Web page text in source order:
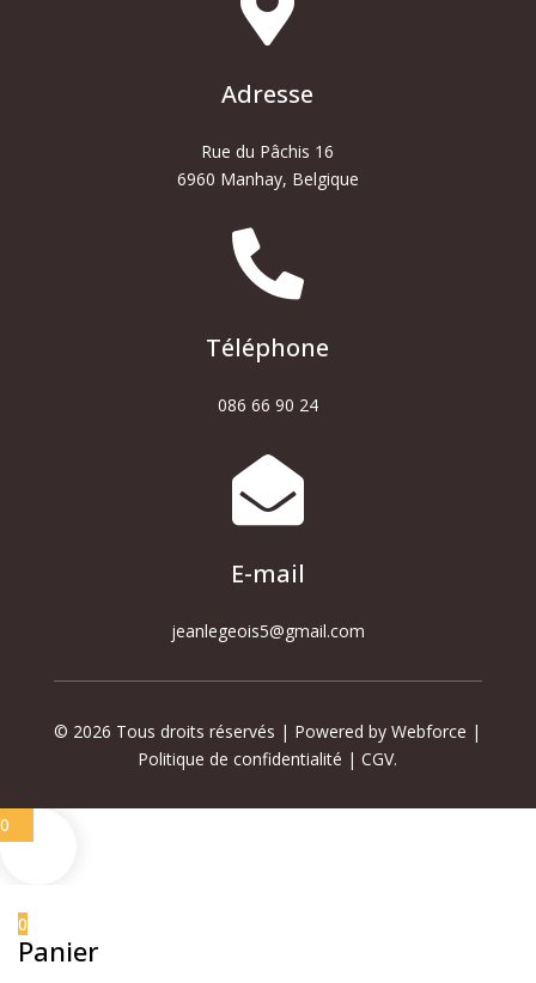
Adresse
Rue du Pâchis 16
6960 Manhay, Belgique

Téléphone
086 66 90 24

E-mail
jeanlegeois5@gmail.com
© 2026 Tous droits réservés | Powered by Webforce |
Politique de confidentialité |CGV.
0
0
Panier